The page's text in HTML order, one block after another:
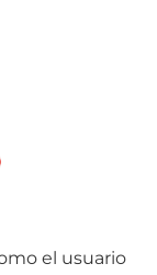
el usuario